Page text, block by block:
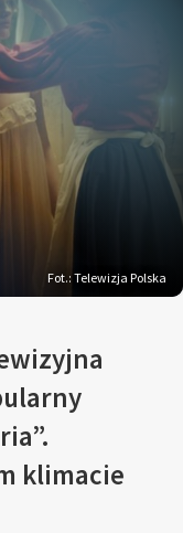
Fot.: Telewizja Polska
klimacie